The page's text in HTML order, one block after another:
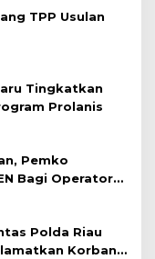
TPP Usulan
Tingkatkan
Prolanis
Pemko
Bagi Operator
Polda Riau
Korban